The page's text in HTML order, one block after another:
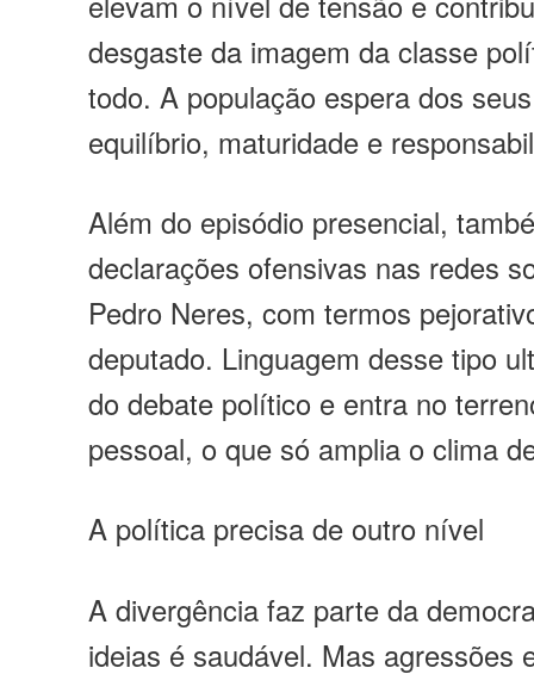
desgaste da imagem da classe
todo. A população espera dos
equilíbrio, maturidade e
Além do episódio presencial,
declarações ofensivas nas redes
Pedro Neres, com termos
deputado. Linguagem desse tipo
do debate político e entra no
pessoal, o que só amplia o clima
A política precisa de outro nível
A divergência faz parte da
ideias é saudável. Mas agressões